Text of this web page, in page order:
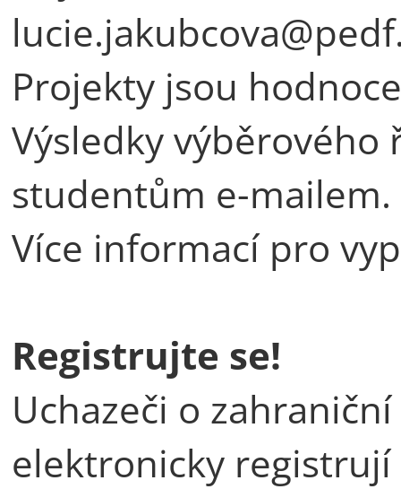
Projekty jsou
Výsledky
studentům e-mailem.
Více informací pro
Registrujte se!
Uchazeči o
elektronicky